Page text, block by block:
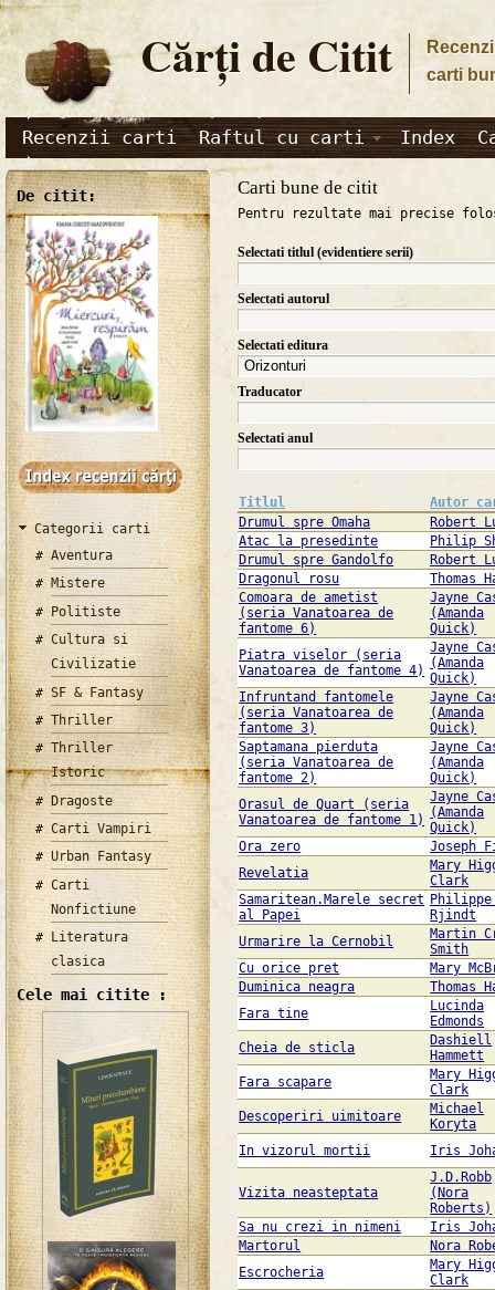
Cărţi de Citit
carti
Recenzii carti Raftul cu carti Index
De citit:
Categorii carti
Aventura
Mistere
Politiste
Cultura si
Civilizatie
SF & Fantasy
Thriller
Thriller
Istoric
Dragoste
Carti Vampiri
Urban Fantasy
Carti
Nonfictiune
Literatura
clasica
Cele mai citite :
Carti bune de citit
Pentru rezultate mai precise
Selectati titlul (evidentiere serii)
Selectati autorul
Selectati editura
Traducator
Selectati anul
Titlul
Autor
Drumul spre Omaha
Robert
Atac la presedinte
Philip
Drumul spre Gandolfo
Robert
Dragonul rosu
Thomas
Comoara de ametist
(seria Vanatoarea de
fantome 6)
Jayne
(Amanda
Quick)
Piatra viselor (seria
Vanatoarea de fantome 4)
Jayne
(Amanda
Quick)
Infruntand fantomele
(seria Vanatoarea de
fantome 3)
Jayne
(Amanda
Quick)
Saptamana pierduta
(seria Vanatoarea de
fantome 2)
Jayne
(Amanda
Quick)
Orasul de Quart (seria
Vanatoarea de fantome 1)
Jayne
(Amanda
Quick)
Ora zero
Joseph
Revelatia
Mary
Clark
Samaritean.Marele secret
al Papei
Philippe
Rjindt
Urmarire la Cernobil
Martin
Smith
Cu orice pret
Mary
Duminica neagra
Thomas
Fara tine
Lucinda
Edmonds
Cheia de sticla
Dashiell
Hammett
Fara scapare
Mary
Clark
Descoperiri uimitoare
Michael
Koryta
In vizorul mortii
Iris
Vizita neasteptata
J.D.Robb
(Nora
Roberts)
Sa nu crezi in nimeni
Iris
Martorul
Nora
Escrocheria
Mary
Clark